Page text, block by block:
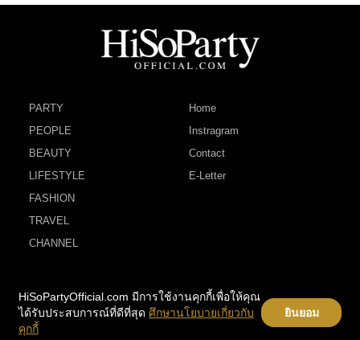
PARTY
PEOPLE
BEAUTY
LIFESTYLE
FASHION
TRAVEL
CHANNEL
Home
Instragram
Contact
E-Letter
HiSoPartyOfficial.com มีการใช้งานคุกกี้เพื่อให้คุณ
ได้รับประสบการณ์ที่ดีที่สุด ศึกษานโยบายเกี่ยวกับ
คุกกี้
ยินยอม